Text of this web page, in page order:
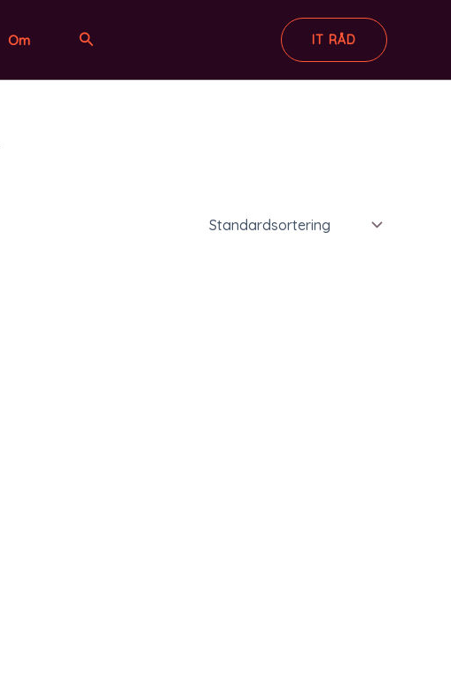
Om Søg IT RÅD